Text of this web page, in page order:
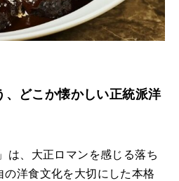
、どこか懐かしい正統派洋
は、大正ロマンを感じる落ち
洋食文化を大切にした本格